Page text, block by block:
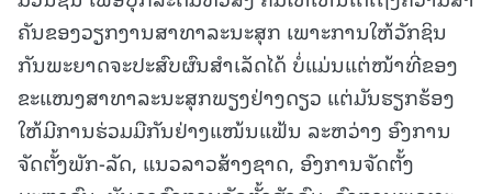
ຄັນຂອງວຽກງານສາທາລະນະສຸກ ເພາະການໃຫ້ວັກຊິນ
ກັນພະຍາດຈະປະສົບຜົນສໍາເລັດໄດ້ ບໍ່ແມ່ນແຕ່ໜ້າທີ່ຂອງ
ຂະແໜງສາທາລະນະສຸກພຽງຢ່າງດຽວ ແຕ່ມັນຮຽກຮ້ອງ
ໃຫ້ມີການຮ່ວມມືກັນຢ່າງແໜ້ນແຟ້ນ ລະຫວ່າງ ອົງການ
ຈັດຕັ້ງພັກ-ລັດ, ແນວລາວສ້າງຊາດ, ອົງການຈັດຕັ້ງ